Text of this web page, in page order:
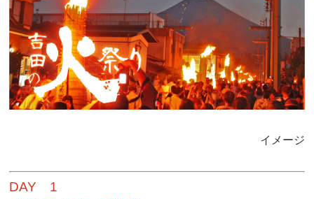
イメージ
DAY 1